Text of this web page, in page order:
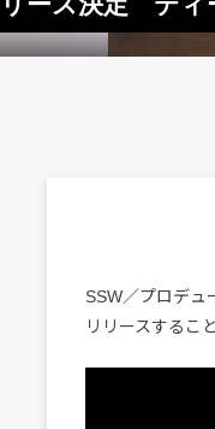
SSW／プロデュ
リリースするこ